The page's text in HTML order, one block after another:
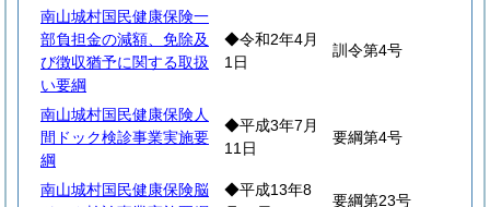
南山城村国民健康保険一
部負担金の減額、免除及
び徴収猶予に関する取扱
い要綱
◆令和2年4月
1日
訓令第4号
南山城村国民健康保険人
間ドック検診事業実施要
綱
◆平成3年7月
11日
要綱第4号
南山城村国民健康保険脳
◆平成13年8
要綱第23号